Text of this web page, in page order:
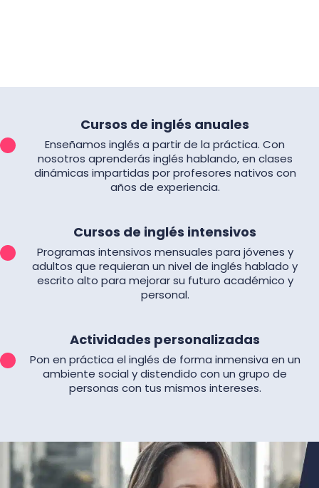
Cursos de inglés anuales
Enseñamos inglés a partir de la práctica. Con
nosotros aprenderás inglés hablando, en clases
dinámicas impartidas por profesores nativos con
años de experiencia.
Cursos de inglés intensivos
Programas intensivos mensuales para jóvenes y
adultos que requieran un nivel de inglés hablado y
escrito alto para mejorar su futuro académico y
personal.
Actividades personalizadas
Pon en práctica el inglés de forma inmensiva en un
ambiente social y distendido con un grupo de
personas con tus mismos intereses.